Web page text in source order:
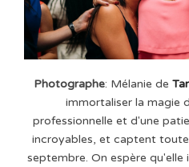
Photographe: Mélanie de
immortaliser la magie
professionnelle et d'une
incroyables, et captent
septembre. On espère qu'elle